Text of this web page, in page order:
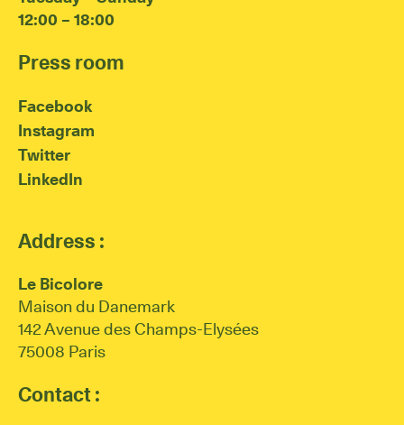
12:00 – 18:00
Press room
Facebook
Instagram
Twitter
LinkedIn
Address :
Le Bicolore
Maison du Danemark
142 Avenue des Champs-Elysées
75008 Paris
Contact :